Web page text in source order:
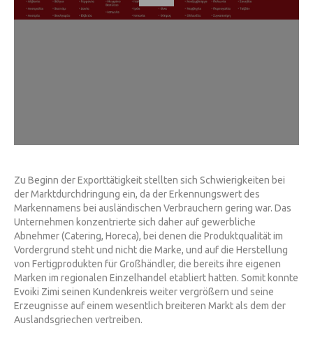
Zu Beginn der Exporttätigkeit stellten sich Schwierigkeiten bei
der Marktdurchdringung ein, da der Erkennungswert des
Markennamens bei ausländischen Verbrauchern gering war. Das
Unternehmen konzentrierte sich daher auf gewerbliche
Abnehmer (Catering, Horeca), bei denen die Produktqualität im
Vordergrund steht und nicht die Marke, und auf die Herstellung
von Fertigprodukten für Großhändler, die bereits ihre eigenen
Marken im regionalen Einzelhandel etabliert hatten. Somit konnte
Evoiki Zimi seinen Kundenkreis weiter vergrößern und seine
Erzeugnisse auf einem wesentlich breiteren Markt als dem der
Auslandsgriechen vertreiben.